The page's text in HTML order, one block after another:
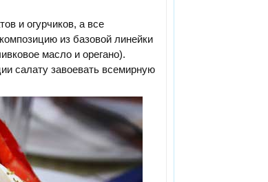
и огурчиков, а все
из базовой линейки
масло и орегано).
салату завоевать всемирную